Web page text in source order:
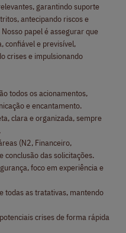
garantindo suporte
antecipando riscos e
papel é assegurar que
confiável e previsível,
crises e impulsionando
todos os acionamentos,
e encantamento.
clara e organizada, sempre
(N2, Financeiro,
conclusão das solicitações.
foco em experiência e
todas as tratativas, mantendo
crises de forma rápida